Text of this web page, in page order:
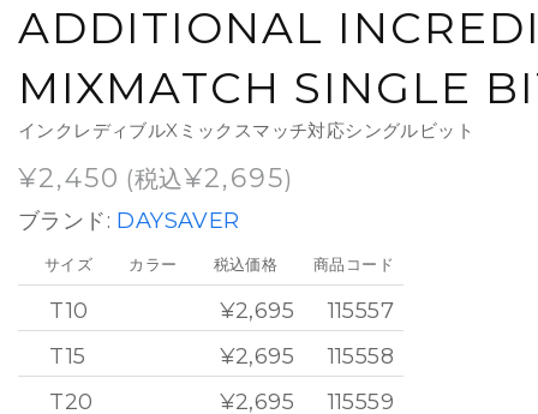
ADDITIONAL
MIXMATCH SINGLE
インクレディブルXミックスマッチ対応シングルビット
¥2,450 (税込¥2,695)
ブランド: DAYSAVER
サイズ
T10
T15
T20
カラー 税込価格
¥2,695
¥2,695
¥2,695
商品コード
115557
115558
115559